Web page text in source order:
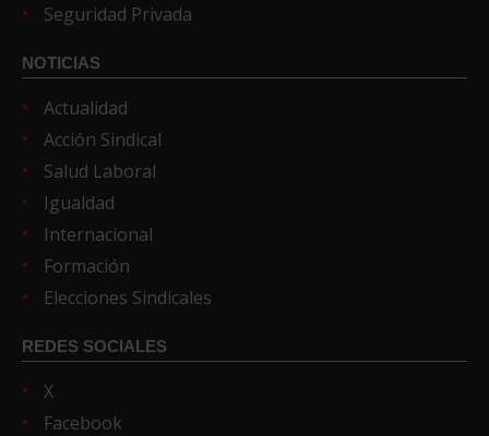
Seguridad Privada
NOTICIAS
Actualidad
Acción Sindical
Salud Laboral
Igualdad
Internacional
Formación
Elecciones Sindicales
REDES SOCIALES
X
Facebook